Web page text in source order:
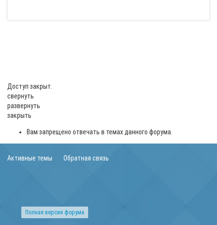
Доступ закрыт.
свернуть
развернуть
закрыть
Вам запрещено отвечать в темах данного форума.
Активные темы Обратная связь
Полная версия форума